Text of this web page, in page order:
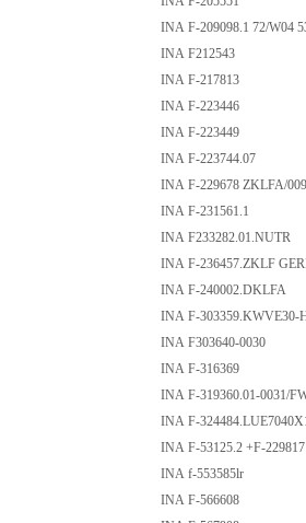
INA F-209098.1 72/W04
INA F212543
INA F-217813
INA F-223446
INA F-223449
INA F-223744.07
INA F-229678 ZKLFA/
INA F-231561.1
INA F233282.01.NUTR
INA F-236457.ZKLF
INA F-240002.DKLFA
INA F-303359.KWVE30-
INA F303640-0030
INA F-316369
INA F-319360.01-0031/
INA F-
INA F-53125.2 +F-229817
INA f-553585lr
INA F-566608